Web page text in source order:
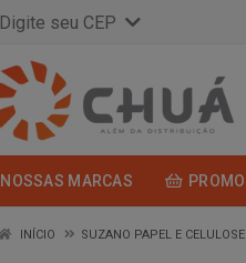
Digite seu CEP
NOSSAS MARCAS
INÍCIO SUZANO PAPEL E CELULOSE